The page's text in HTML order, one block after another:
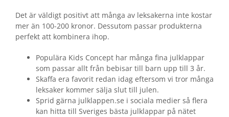
Det är väldigt positivt att många av leksakerna inte kostar
mer än 100-200 kronor. Dessutom passar produkterna
perfekt att kombinera ihop.
Populära Kids Concept har många fina julklappar
som passar allt från bebisar till barn upp till 3 år.
Skaffa era favorit redan idag eftersom vi tror många
leksaker kommer sälja slut till julen.
Sprid gärna julklappen.se i sociala medier så flera
kan hitta till Sveriges bästa julklappar på nätet